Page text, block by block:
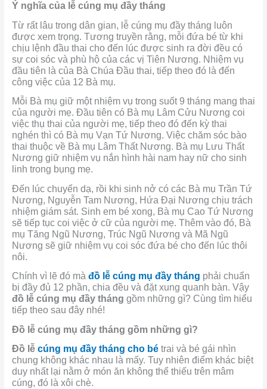
Ý nghĩa của lễ cúng mụ đầy tháng
Từ rất lâu trong dân gian, lễ cúng mụ đầy tháng luôn
được xem trọng. Tương truyền rằng, mỗi đứa bé từ khi
chịu lệnh đầu thai cho đến lúc được sinh ra đời đều có
sự coi sóc và phù hộ của các vị Tiên Nương. Nhiệm vụ
đầu tiên là của Bà Chúa Đầu thai, tiếp theo đó là đến
công việc của 12 Bà mụ.
Mỗi Bà mụ giữ một nhiệm vụ trong suốt 9 tháng mang thai
của người mẹ. Đầu tiên có Bà mụ Lâm Cửu Nương coi
việc thụ thai của người mẹ, tiếp theo đó đến kỳ thai
nghén thì có Bà mụ Vạn Tứ Nương. Việc chăm sóc bào
thai thuộc về Bà mụ Lâm Thất Nương. Bà mụ Lưu Thất
Nương giữ nhiệm vụ nắn hình hài nam hay nữ cho sinh
linh trong bụng mẹ.
Đến lúc chuyển dạ, rồi khi sinh nở có các Bà mụ Trần Tứ
Nương, Nguyễn Tam Nương, Hứa Đại Nương chịu trách
nhiệm giám sát. Sinh em bé xong, Bà mụ Cao Tứ Nương
sẽ tiếp tục coi việc ở cữ của người mẹ. Thêm vào đó, Bà
mụ Tăng Ngũ Nương, Trúc Ngũ Nương và Mã Ngũ
Nương sẽ giữ nhiệm vụ coi sóc đứa bé cho đến lúc thôi
nôi.
Chính vì lẽ đó mà đồ lễ cúng mụ đầy tháng phải chuẩn
bị đầy đủ 12 phần, chia đều và đặt xung quanh bàn. Vậy
đồ lễ cúng mụ đầy tháng gồm những gì? Cùng tìm hiểu
tiếp theo sau đây nhé!
Đồ lễ cúng mụ đầy tháng gồm những gì?
Đồ lễ cúng mụ đầy tháng cho bétrai và bé gái nhìn
chung không khác nhau là mấy. Tuy nhiên điểm khác biệt
duy nhất lại nằm ở món ăn không thể thiếu trên mâm
cúng, đó là xôi chè.